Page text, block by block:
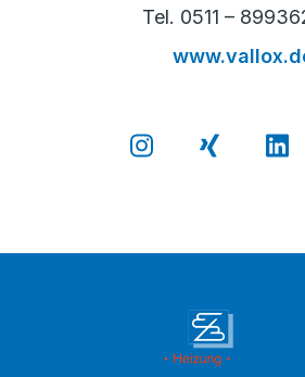
Tel. 0511 –